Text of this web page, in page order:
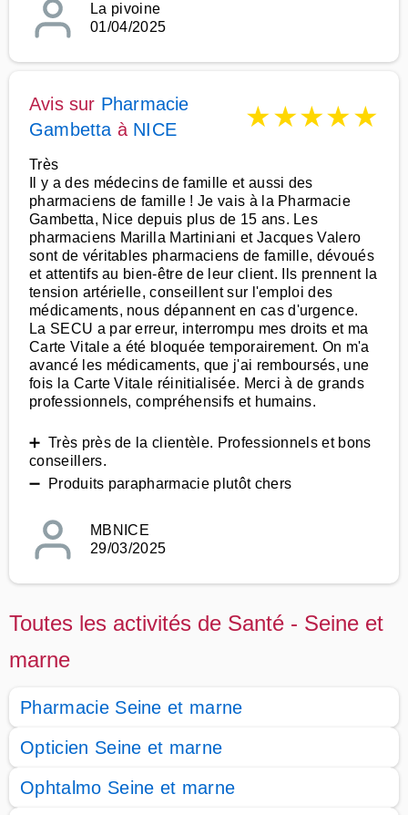
La pivoine
01/04/2025
Avis sur Pharmacie
Gambetta à NICE ★★★★★
Très
Il y a des médecins de famille et aussi des
pharmaciens de famille ! Je vais à la Pharmacie
Gambetta, Nice depuis plus de 15 ans. Les
pharmaciens Marilla Martiniani et Jacques Valero
sont de véritables pharmaciens de famille, dévoués
et attentifs au bien-être de leur client. Ils prennent la
tension artérielle, conseillent sur l'emploi des
médicaments, nous dépannent en cas d'urgence.
La SECU a par erreur, interrompu mes droits et ma
Carte Vitale a été bloquée temporairement. On m'a
avancé les médicaments, que j'ai remboursés, une
fois la Carte Vitale réinitialisée. Merci à de grands
professionnels, compréhensifs et humains.
➕ Très près de la clientèle. Professionnels et bons
conseillers.
➖ Produits parapharmacie plutôt chers
MBNICE
29/03/2025
Toutes les activités de Santé - Seine et
marne
Pharmacie Seine et marne
Opticien Seine et marne
Ophtalmo Seine et marne